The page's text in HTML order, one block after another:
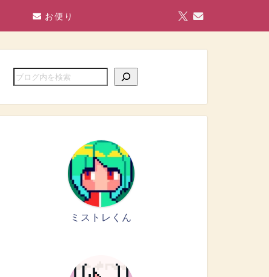
お便り
ミストレくん